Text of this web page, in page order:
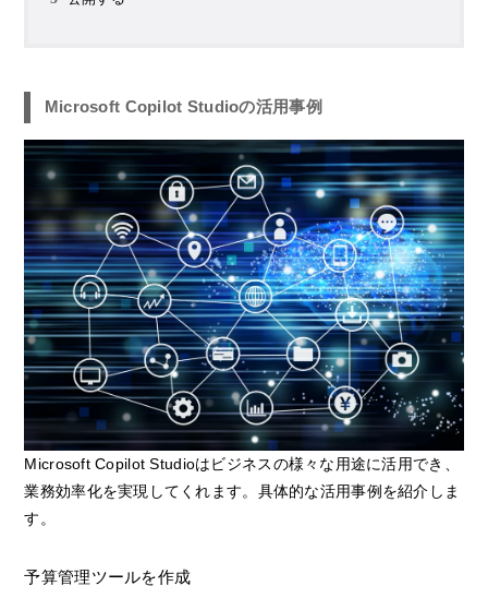
Microsoft Copilot Studioの活用事例
Microsoft Copilot Studioはビジネスの様々な用途に活用でき、
業務効率化を実現してくれます。具体的な活用事例を紹介しま
す。
予算管理ツールを作成